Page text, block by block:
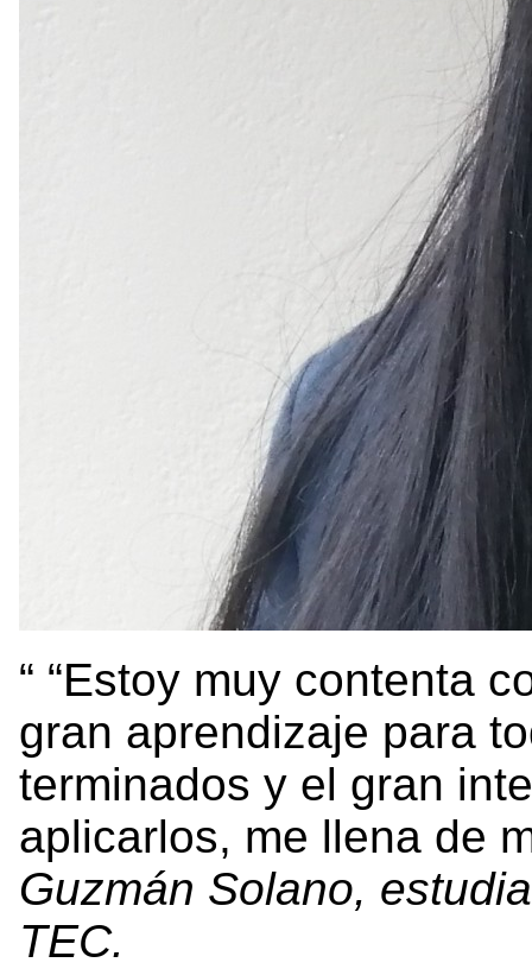
“Estoy muy contenta
gran aprendizaje para
terminados y el gran
aplicarlos, me llena de
Guzmán Solano,
TEC.